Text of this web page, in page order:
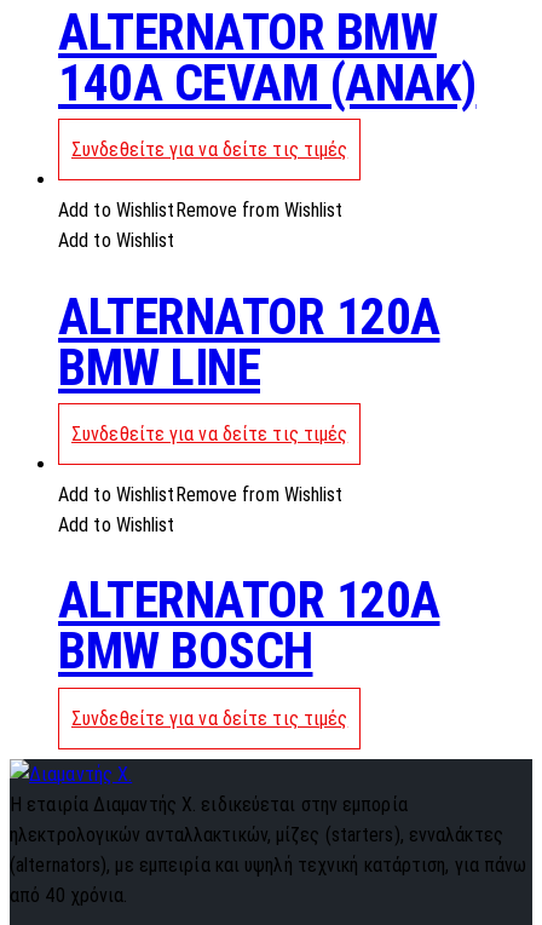
ALTERNATOR BMW
140A CEVAM (ANAK)
Συνδεθείτε για να δείτε τις τιμές
Add to Wishlist Remove from Wishlist
Add to Wishlist
ALTERNATOR 120A
BMW LINE
Συνδεθείτε για να δείτε τις τιμές
Add to Wishlist Remove from Wishlist
Add to Wishlist
ALTERNATOR 120A
BMW BOSCH
Συνδεθείτε για να δείτε τις τιμές
Η εταιρία Διαμαντής Χ. ειδικεύεται στην εμπορία
ηλεκτρολογικών ανταλλακτικών, μίζες (starters), ενναλάκτες
(alternators), με εμπειρία και υψηλή τεχνική κατάρτιση, για πάνω
από 40 χρόνια.